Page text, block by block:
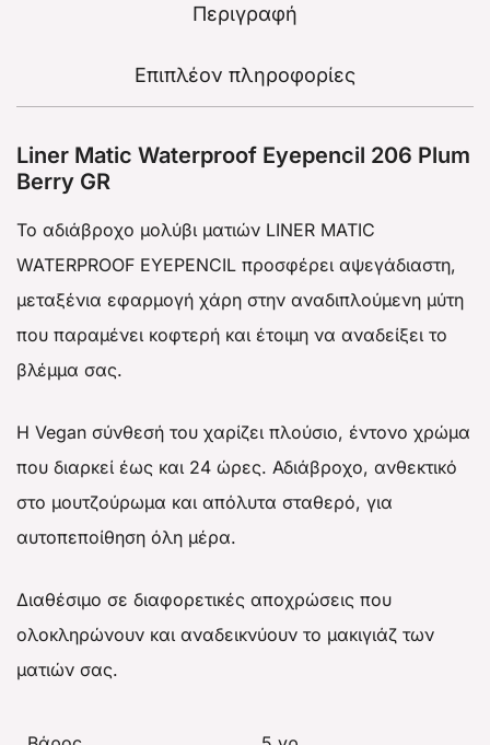
Περιγραφή
Επιπλέον πληροφορίες
Liner Matic Waterproof Eyepencil 206 Plum
Berry GR
To αδιάβροχο μολύβι ματιών LINER MATIC
WATERPROOF EYEPENCIL προσφέρει αψεγάδιαστη,
μεταξένια εφαρμογή χάρη στην αναδιπλούμενη μύτη
που παραμένει κοφτερή και έτοιμη να αναδείξει το
βλέμμα σας.
Η Vegan σύνθεσή του χαρίζει πλούσιο, έντονο χρώμα
που διαρκεί έως και 24 ώρες. Αδιάβροχο, ανθεκτικό
στο μουτζούρωμα και απόλυτα σταθερό, για
αυτοπεποίθηση όλη μέρα.
Διαθέσιμο σε διαφορετικές αποχρώσεις που
ολοκληρώνουν και αναδεικνύουν το μακιγιάζ των
ματιών σας.